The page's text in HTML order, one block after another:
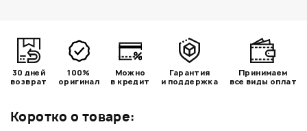
Коротко о товаре:
30 дней
возврат
100%
оригинал
Можно
в кредит
Гарантия
и поддержка
Принимаем
все виды оплат